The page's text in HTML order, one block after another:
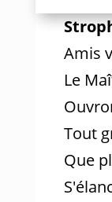
Amis
Le
Tout
Que